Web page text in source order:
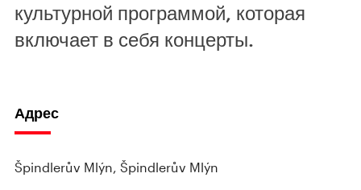
культурной программой, которая
включает в себя концерты.
Адрес
Špindlerův Mlýn, Špindlerův Mlýn